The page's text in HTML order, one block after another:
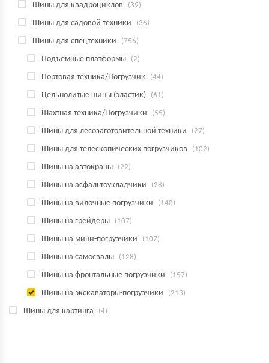
Шины для квадроциклов (39)
Шины для садовой техники (36)
Шины для спецтехники (756)
Подъёмные платформы (2)
Портовая техника/Погрузчик (44)
Цельнолитые шины (эластик) (61)
Шахтная техника/Погрузчики (55)
Шины для лесозаготовительной техники (27)
Шины для телескопических погрузчиков (102)
Шины на автокраны (22)
Шины на асфальтоукладчики (28)
Шины на вилочные погрузчики (140)
Шины на грейдеры (107)
Шины на мини-погрузчики (107)
Шины на самосвалы (128)
Шины на фронтальные погрузчики (157)
Шины на экскаваторы-погрузчики (213)
Шины для картинга (4)